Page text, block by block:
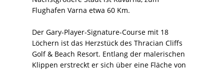
Flughafen Varna etwa 60 Km.
Der Gary-Player-Signature-Course mit 18
Löchern ist das Herzstück des Thracian Cliffs
Golf & Beach Resort. Entlang der malerischen
Klippen erstreckt er sich über eine Fläche von